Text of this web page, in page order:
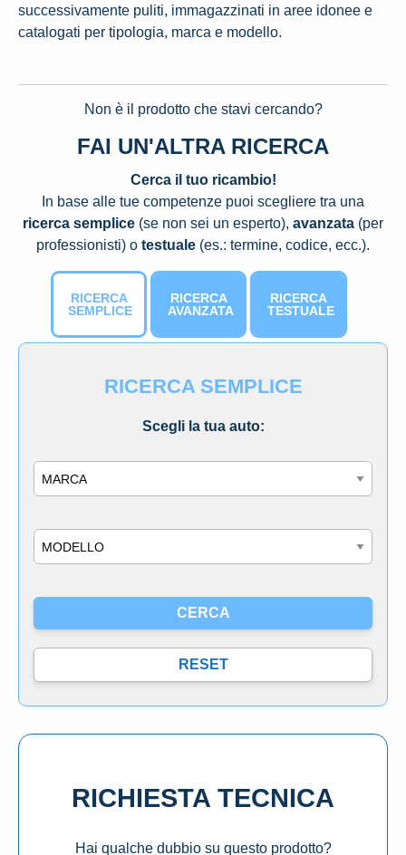
successivamente puliti, immagazzinati in aree idonee e
catalogati per tipologia, marca e modello.
Non è il prodotto che stavi cercando?
FAI UN'ALTRA RICERCA
Cerca il tuo ricambio!
In base alle tue competenze puoi scegliere tra una
ricerca semplice (se non sei un esperto), avanzata (per
professionisti) o testuale (es.: termine, codice, ecc.).
RICERCA
SEMPLICE
RICERCA
AVANZATA
RICERCA
TESTUALE
RICERCA SEMPLICE
Scegli la tua auto:
RICHIESTA TECNICA
Hai qualche dubbio su questo prodotto?